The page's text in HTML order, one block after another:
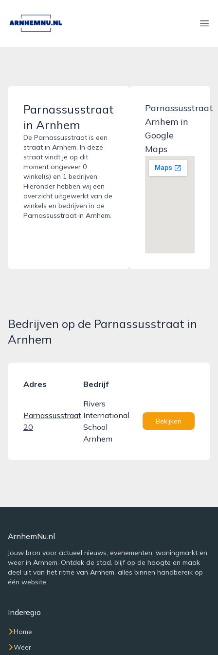
arnhemnu.nl
Parnassusstraat
in Arnhem
De Parnassusstraat is een
straat in Arnhem. In deze
straat vindt je op dit
moment ongeveer 0
winkel(s) en 1 bedrijven.
Hieronder hebben wij een
overzicht uitgewerkt van de
winkels en bedrijven in de
Parnassusstraat in Arnhem.
Parnassusstraat
Arnhem in
Google
Maps
Bedrijven op de Parnassusstraat in
Arnhem
Adres Bedrijf
Parnassusstraat
20
Rivers
International
School
Arnhem
Bekijken
ArnhemNu.nl
Jouw bron voor actueel nieuws, evenementen, woningmarkt en
weer in Arnhem. Ontdek de stad, blijf op de hoogte en maak
deel uit van het ritme van Arnhem, alles binnen handbereik op
één website.
Inderegio
Home
Weer